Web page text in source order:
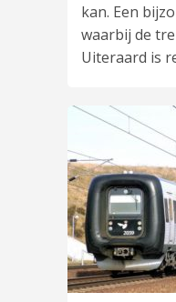
kan. Een
waarbij de
Uiteraard is